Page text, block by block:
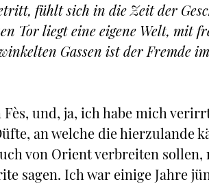
fühlt sich in die Zeit der
Tor liegt eine eigene Welt, mit
Gassen ist der Fremde
und, ja, ich habe mich
an welche die hierzulande
von Orient verbreiten
sagen. Ich war einige Jahre